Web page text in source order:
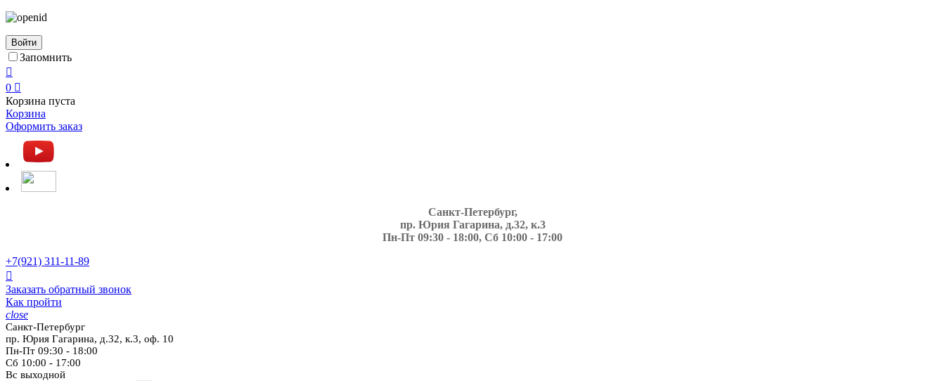
Войти
Запомнить

0 
Корзина пуста
Корзина
Оформить заказ
Санкт-Петербург,
пр. Юрия Гагарина, д.32, к.3
Пн-Пт 09:30 - 18:00, Сб 10:00 - 17:00
+7(921) 311-11-89

Заказать обратный звонок
Как пройти
close
Санкт-Петербург
пр. Юрия Гагарина, д.32, к.3, оф. 10
Пн-Пт 09:30 - 18:00
Сб 10:00 - 17:00
Вс выходной